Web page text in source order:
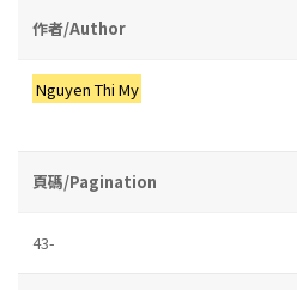
作者/Author
Nguyen Thi My
頁碼/Pagination
43-